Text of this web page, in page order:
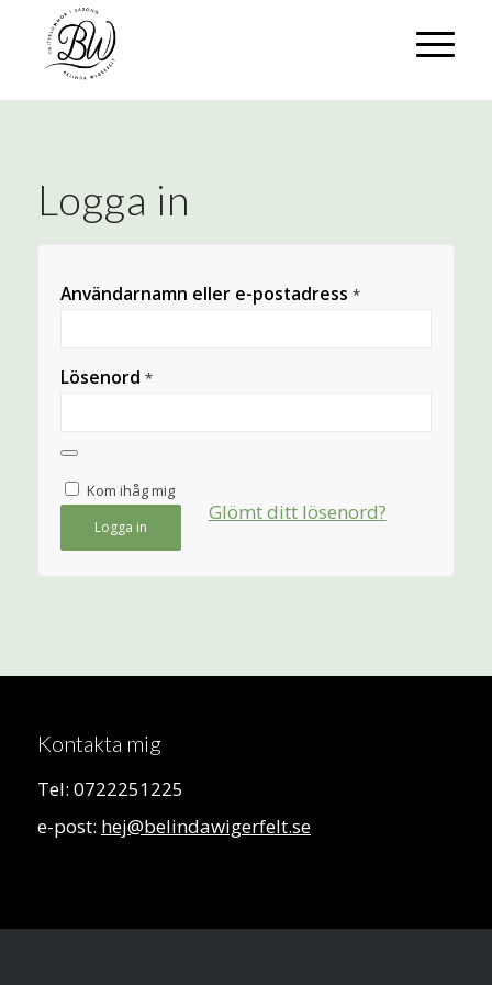
Logga in
Användarnamn eller e-postadress *
Lösenord *
Kom ihåg mig
Logga in
Glömt ditt lösenord?
Kontakta mig
Tel: 0722251225
e-post: hej@belindawigerfelt.se